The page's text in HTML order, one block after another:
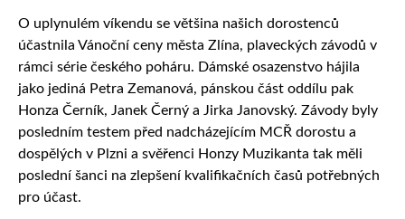
O uplynulém víkendu se většina našich dorostenců
účastnila Vánoční ceny města Zlína, plaveckých závodů v
rámci série českého poháru. Dámské osazenstvo hájila
jako jediná Petra Zemanová, pánskou část oddílu pak
Honza Černík, Janek Černý a Jirka Janovský. Závody byly
posledním testem před nadcházejícím MCŘ dorostu a
dospělých v Plzni a svěřenci Honzy Muzikanta tak měli
poslední šanci na zlepšení kvalifikačních časů potřebných
pro účast.